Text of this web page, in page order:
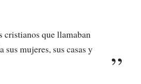
que llamaban
mujeres, sus casas y